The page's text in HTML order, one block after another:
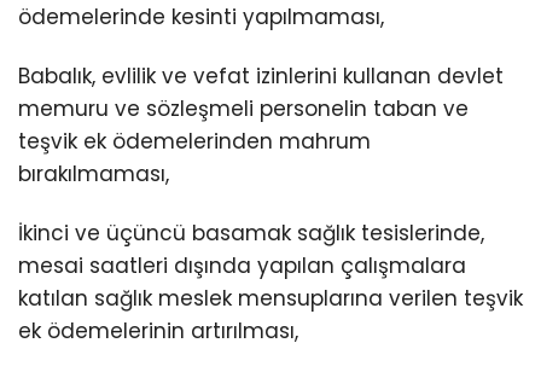
ödemelerinde kesinti yapılmaması,
Babalık, evlilik ve vefat izinlerini kullanan devlet
memuru ve sözleşmeli personelin taban ve
teşvik ek ödemelerinden mahrum
bırakılmaması,
İkinci ve üçüncü basamak sağlık tesislerinde,
mesai saatleri dışında yapılan çalışmalara
katılan sağlık meslek mensuplarına verilen teşvik
ek ödemelerinin artırılması,